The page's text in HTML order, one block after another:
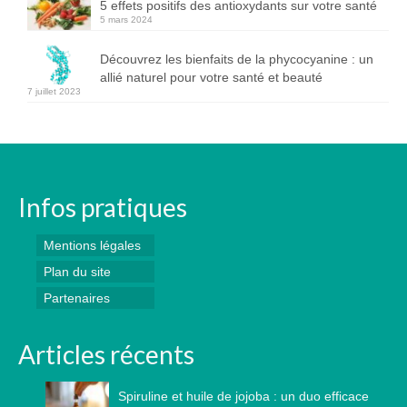
5 effets positifs des antioxydants sur votre santé
5 mars 2024
Découvrez les bienfaits de la phycocyanine : un
allié naturel pour votre santé et beauté
7 juillet 2023
Infos pratiques
Mentions légales
Plan du site
Partenaires
Articles récents
Spiruline et huile de jojoba : un duo efficace